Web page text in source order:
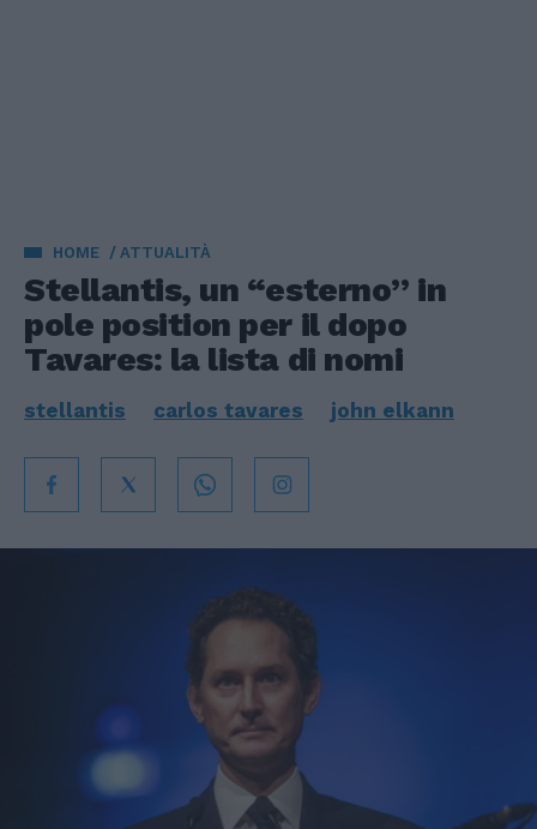
HOME ATTUALITÀ
Stellantis, un “esterno” in
pole position per il dopo
Tavares: la lista di nomi
stellantis carlos tavares john elkann